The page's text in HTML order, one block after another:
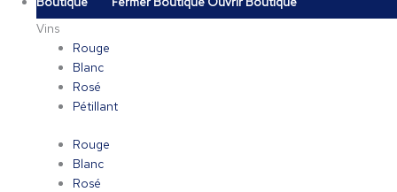
Vins
Rouge
Blanc
Rosé
Pétillant
Rouge
Blanc
Rosé